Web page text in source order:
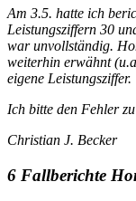
Am 3.5. hatte ich
Leistungsziffern 30
war unvollständig.
weiterhin erwähnt
eigene Leistungsziffer.
Ich bitte den Fehler
Christian J. Becker
6 Fallberichte